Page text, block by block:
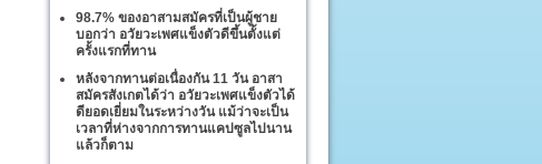
98.7% ของอาสามสมัครที่เป็นผู้ชาย
บอกว่า อวัยวะเพศแข็งตัวดีขึ้นตั้งแต่
ครั้งแรกที่ทาน
หลังจากทานต่อเนื่องกัน 11 วัน อาสา
สมัครสังเกตได้ว่า อวัยวะเพศแข็งตัวได้
ดียอดเยี่ยมในระหว่างวัน แม้ว่าจะเป็น
เวลาที่ห่างจากการทานแคปซูลไปนาน
แล้วก็ตาม